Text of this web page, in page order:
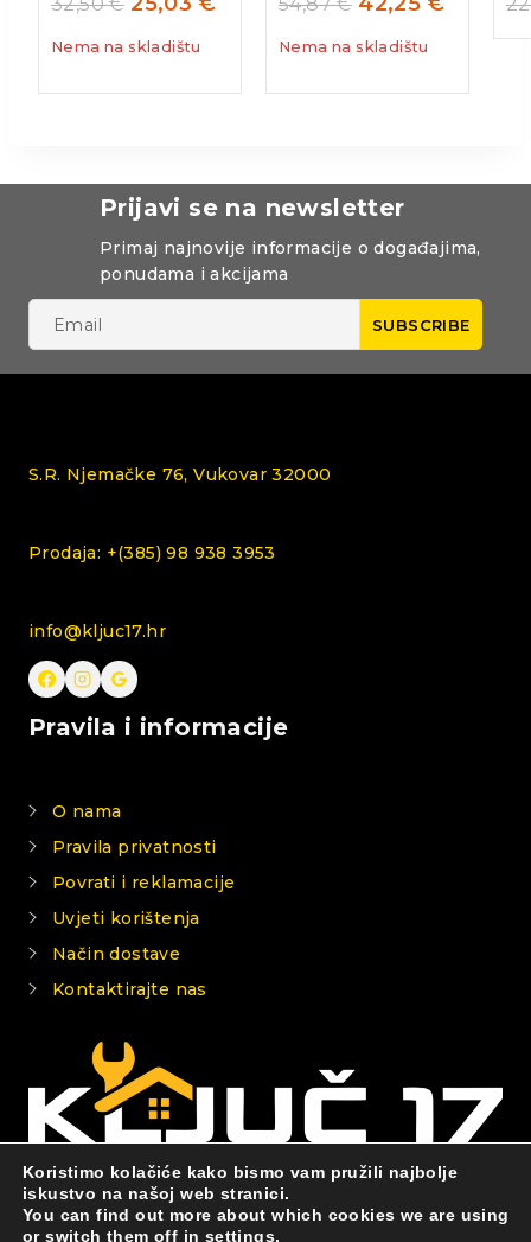
Nema na skladištu Nema na skladištu
Prijavi se na newsletter
Primaj najnovije informacije o događajima,
ponudama i akcijama
S.R. Njemačke 76, Vukovar 32000
Prodaja: +(385) 98 938 3953
info@kljuc17.hr
Pravila i informacije
O nama
Pravila privatnosti
Povrati i reklamacije
Uvjeti korištenja
Način dostave
Kontaktirajte nas
© 2026 KLJUČ 17
Koristimo kolačiće kako bismo vam pružili najbolje
iskustvo na našoj web stranici.
You can find out more about which cookies we are using
or switch them off in settings.